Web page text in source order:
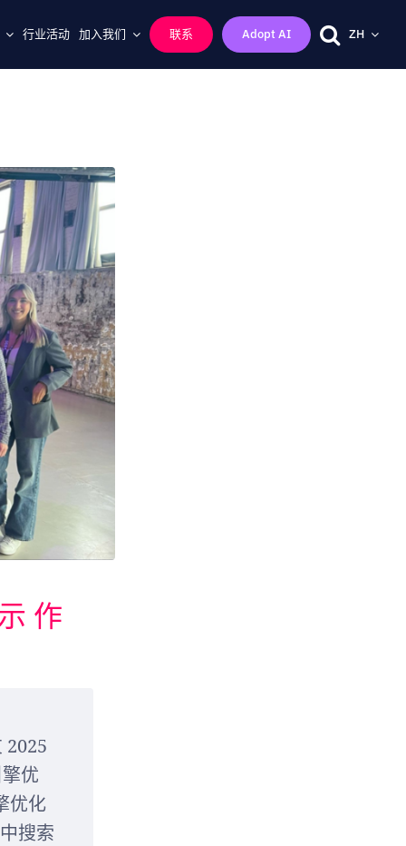
行业活动 加入我们 联系 Adopt AI ZH
作
2025
优
优化
搜索